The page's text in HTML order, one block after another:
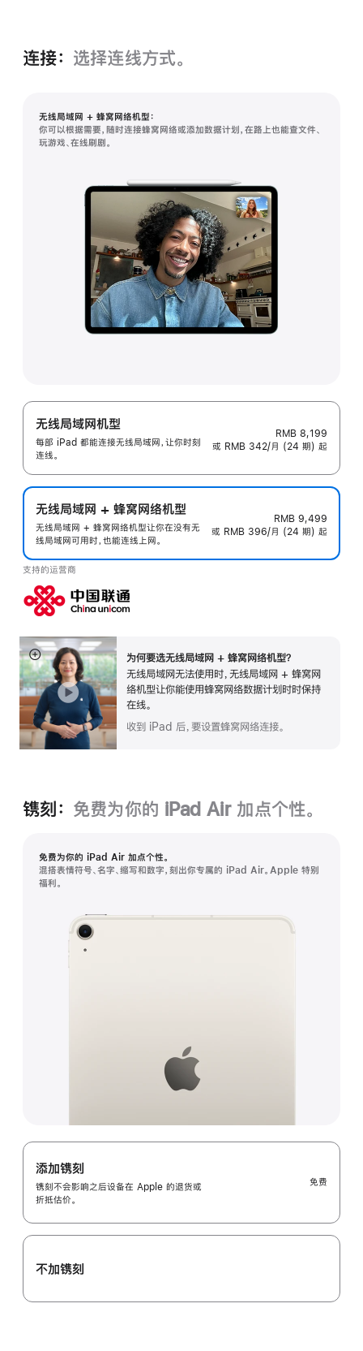
连接： 选择连线方式。
无线局域网 + 蜂窝网络机型：
你可以根据需要，随时连接蜂窝网络或添加数据计划，在路上也能查文件、
玩游戏、在线刷剧。
无线局域网机型
每部 iPad 都能连接无线局域网，让你时刻
连线。
RMB 8,199
或 RMB 342/月 (24 期) 起
无线局域网 + 蜂窝网络机型
无线局域网 + 蜂窝网络机型让你在没有无
线局域网可用时，也能连线上网。
RMB 9,499
或 RMB 396/月 (24 期) 起
支持的运营商
为何要选无线局域网 + 蜂窝网络机型？
无线局域网无法使用时，无线局域网 + 蜂窝网
络机型让你能使用蜂窝网络数据计划时时保持
在线。
收到 iPad 后，要设置蜂窝网络连接。
展
开
镌刻： 免费为你的 iPad Air 加⁠点个性。
免费为你的 iPad Air 加⁠点个性。
混搭表情符号、名字、缩写和数字，刻出你专属的 iPad Air。Apple 特别
福利。
添加镌刻
镌刻不会影响之后设备在 Apple 的退货或
折抵估价。
免费
不加镌刻